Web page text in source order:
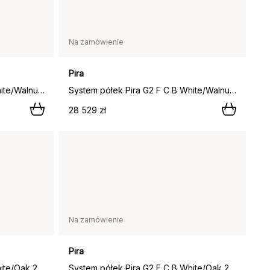
System półek Pira G2 F C B White/Walnut 240–247 cm,
Na zamówienie
Pira
System półek Pira G2 F C B White/Walnut 248–255 cm,
28 529 zł
Na zamówienie
Pira